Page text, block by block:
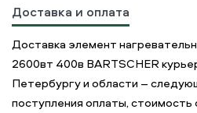
Доставка и оплата
Доставка элемент
2600вт 400в BARTSCHER
Петербургу и области –
поступления оплаты, стоимость